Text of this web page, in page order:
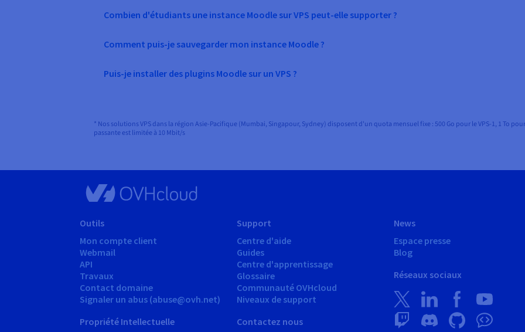
Combien d'étudiants une instance Moodle sur VPS peut-elle supporter ?
Comment puis-je sauvegarder mon instance Moodle ?
Puis-je installer des plugins Moodle sur un VPS ?
* Nos solutions VPS dans la région Asie-Pacifique (Mumbai, Singapour, Sydney) disposent d'un quota mensuel fixe : 500 Go pour le VPS-1, 1 To
passante est limitée à 10 Mbit/s
Outils
Mon compte client
Webmail
API
Travaux
Contact domaine
Signaler un abus (abuse@ovh.net)
Propriété Intellectuelle
Support
Centre d'aide
Guides
Centre d'apprentissage
Glossaire
Communauté OVHcloud
Niveaux de support
Contactez nous
News
Espace presse
Blog
Réseaux sociaux